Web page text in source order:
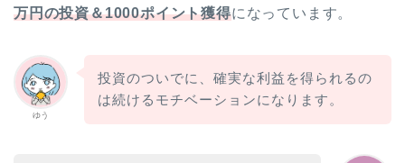
万円の投資＆1000ポイント獲得になっています。
ゆう
投資のついでに、確実な利益を得られるの
は続けるモチベーションになります。